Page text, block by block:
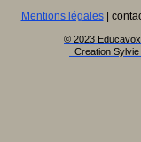
Mentions légales|
© 2023
Creation